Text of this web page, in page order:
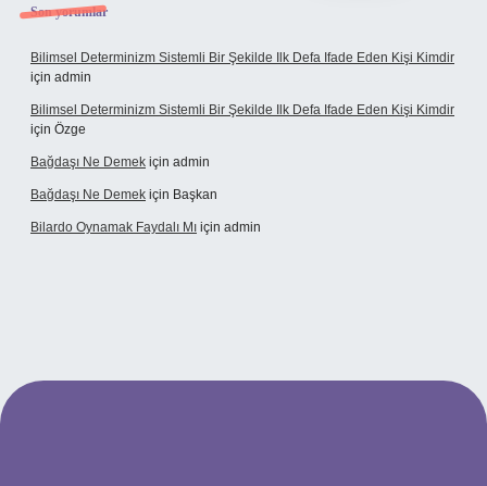
Son yorumlar
Bilimsel Determinizm Sistemli Bir Şekilde Ilk Defa Ifade Eden Kişi Kimdir
için admin
Bilimsel Determinizm Sistemli Bir Şekilde Ilk Defa Ifade Eden Kişi Kimdir
için Özge
Bağdaşı Ne Demek için admin
Bağdaşı Ne Demek için Başkan
Bilardo Oynamak Faydalı Mı için admin